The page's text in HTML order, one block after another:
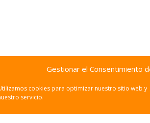
Gestionar el Consentimiento
cookies para optimizar nuestro sitio web y
servicio.